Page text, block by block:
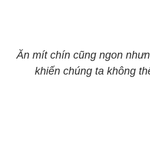
Ăn mít chín cũng ngon
khiến chúng ta không